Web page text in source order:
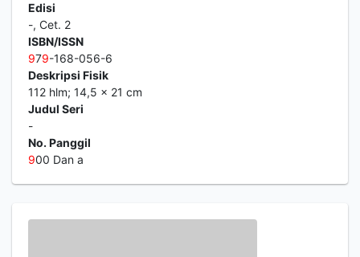
Edisi
-, Cet. 2
ISBN/ISSN
979-168-056-6
Deskripsi Fisik
112 hlm; 14,5 x 21 cm
Judul Seri
-
No. Panggil
900 Dan a